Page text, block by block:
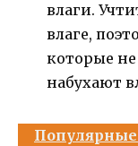
влаги.
влаге,
которые
набухают
Популярные